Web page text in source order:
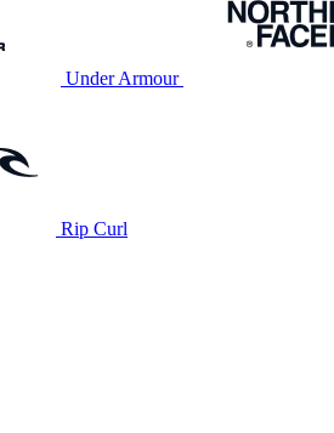
Under Armour
Rip Curl